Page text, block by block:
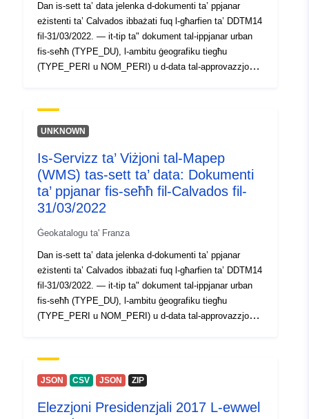
Dan is-sett ta’ data jelenka d-dokumenti ta’ ppjanar
eżistenti ta’ Calvados ibbażati fuq l-għarfien ta’ DDTM14
fil-31/03/2022. — it-tip ta" dokument tal-ippjanar urban
fis-seħħ (TYPE_DU), l-ambitu ġeografiku tiegħu
(TYPE_PERI u NOM_PERI) u d-data tal-approvazzjoni
UNKNOWN
Is-Servizz ta’ Viżjoni tal-Mapep
(WMS) tas-sett ta’ data: Dokumenti
ta’ ppjanar fis-seħħ fil-Calvados fil-
31/03/2022
Ġeokatalogu ta' Franza
Dan is-sett ta’ data jelenka d-dokumenti ta’ ppjanar
eżistenti ta’ Calvados ibbażati fuq l-għarfien ta’ DDTM14
fil-31/03/2022. — it-tip ta" dokument tal-ippjanar urban
fis-seħħ (TYPE_DU), l-ambitu ġeografiku tiegħu
(TYPE_PERI u NOM_PERI) u d-data tal-approvazzjoni
JSON CSV JSON ZIP
Elezzjoni Presidenzjali 2017 L-ewwel